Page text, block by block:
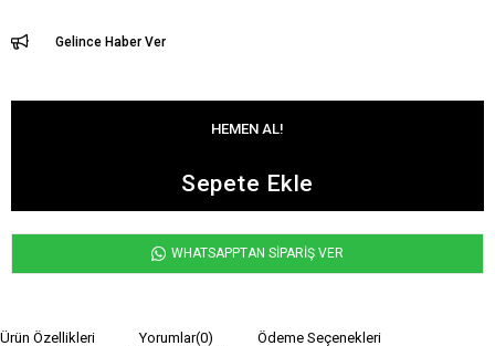
Gelince Haber Ver
WHATSAPPTAN SİPARİŞ VER
Ürün Özellikleri Yorumlar(0)
Ödeme Seçenekleri